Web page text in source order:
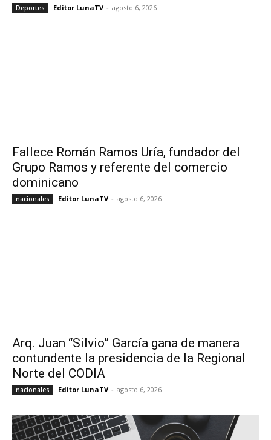
Deportes Editor LunaTV - agosto 6, 2026
Fallece Román Ramos Uría, fundador del
Grupo Ramos y referente del comercio
dominicano
nacionales Editor LunaTV - agosto 6, 2026
Arq. Juan “Silvio” García gana de manera
contundente la presidencia de la Regional
Norte del CODIA
nacionales Editor LunaTV - agosto 6, 2026